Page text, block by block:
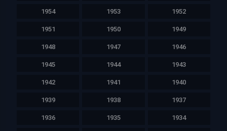
1954 1953 1952
1951 1950 1949
1948 1947 1946
1945 1944 1943
1942 1941 1940
1939 1938 1937
1936 1935 1934